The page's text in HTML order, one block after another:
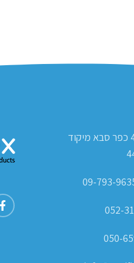
ת.ד 420 כפר סבא מיקוד
052-
050-